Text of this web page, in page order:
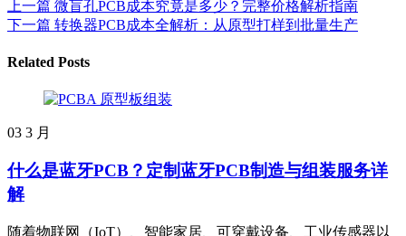
上一篇 微盲孔PCB成本究竟是多少？完整价格解析指南
下一篇 转换器PCB成本全解析：从原型打样到批量生产
Related Posts
03 3 月
什么是蓝牙PCB？定制蓝牙PCB制造与组装服务详
解
随着物联网（IoT）、智能家居、可穿戴设备、工业传感器以